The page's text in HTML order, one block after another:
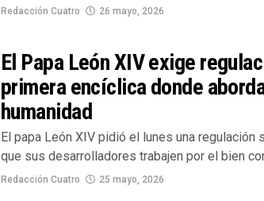
Redacción Cuatro 26 mayo, 2026
El Papa León XIV exige
primera encíclica donde
humanidad
El papa León XIV pidió el lunes una
que sus desarrolladores trabajen por el bien
Redacción Cuatro 25 mayo, 2026